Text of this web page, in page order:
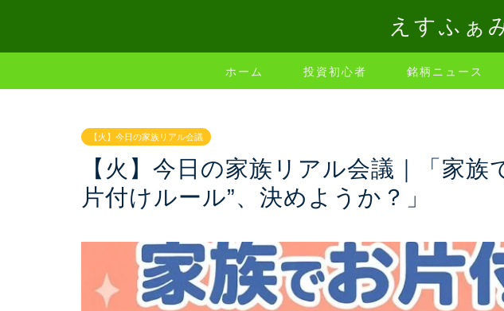
えすふぁ
ホーム 投資初心者 銘柄ニュース
【火】今日の家族リアル会議
【火】今日の家族リアル会議｜「家族
片付けルール”、決めようか？」